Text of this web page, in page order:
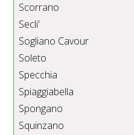
Scorrano
Secli'
Sogliano Cavour
Soleto
Specchia
Spiaggiabella
Spongano
Squinzano